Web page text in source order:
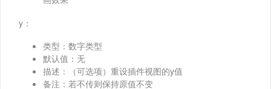
y：
类型：数字类型
默认值：无
描述：（可选项）重设插件视图的y值
备注：若不传则保持原值不变